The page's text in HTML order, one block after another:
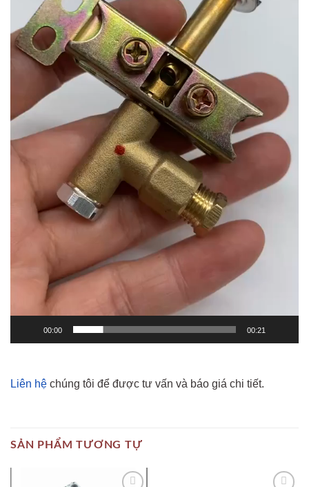
00:00 00:21
Liên hệ chúng tôi để được tư vấn và báo giá chi tiết.
SẢN PHẨM TƯƠNG TỰ